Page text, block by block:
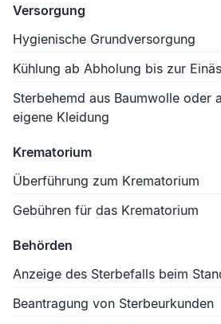
Versorgung
Hygienische Grundversorgung
Kühlung ab Abholung bis zur
Sterbehemd aus Baumwolle oder
eigene Kleidung
Krematorium
Überführung zum Krematorium
Gebühren für das Krematorium
Behörden
Anzeige des Sterbefalls beim
Beantragung von Sterbeurkunden